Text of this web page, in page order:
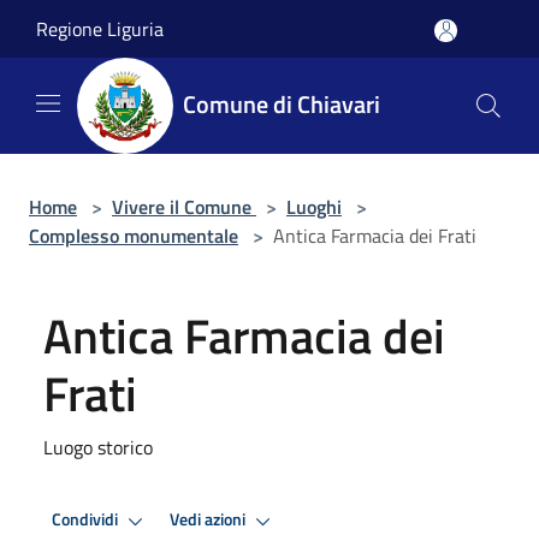
Regione Liguria
Comune di Chiavari
Home > Vivere il Comune > Luoghi >
Complesso monumentale > Antica Farmacia dei Frati
Antica Farmacia dei
Frati
Luogo storico
Condividi Vedi azioni